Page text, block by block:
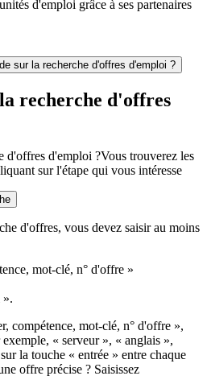
d'emploi grâce à ses partenaires
sur la recherche d'offres d'emploi ?
recherche d'offres
d'offres d'emploi ?Vous trouverez les
sur l'étape qui vous intéresse
d'offres, vous devez saisir au moins
mot-clé, n° d'offre »
».
compétence, mot-clé, n° d'offre »,
« serveur », « anglais »,
la touche « entrée » entre chaque
offre précise ? Saisissez